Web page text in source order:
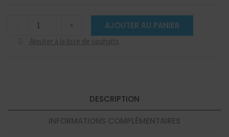
manger
- + AJOUTER AU PANIER
Ajouter à la liste de souhaits
DESCRIPTION
INFORMATIONS COMPLÉMENTAIRES